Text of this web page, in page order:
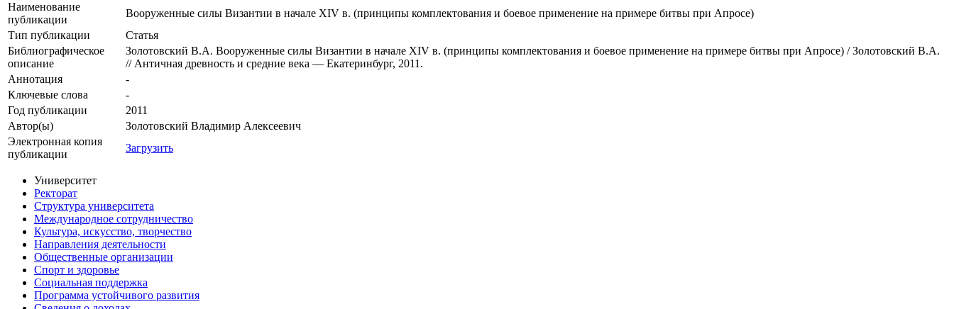
Наименование
публикации
Вооруженные силы Византии в начале XIV в. (принципы комплектования и боевое применение на примере битвы при Апросе)
Тип публикации
Статья
Библиографическое
описание
Золотовский В.А. Вооруженные силы Византии в начале XIV в. (принципы комплектования и боевое применение на примере битвы при Апросе) / Золотовский В.А.
// Античная древность и средние века — Екатеринбург, 2011.
Аннотация
-
Ключевые cлова
-
Год публикации
2011
Автор(ы)
Золотовский Владимир Алексеевич
Электронная копия
публикации
Загрузить
Университет
Ректорат
Структура университета
Международное сотрудничество
Культура, искусство, творчество
Направления деятельности
Общественные организации
Спорт и здоровье
Социальная поддержка
Программа устойчивого развития